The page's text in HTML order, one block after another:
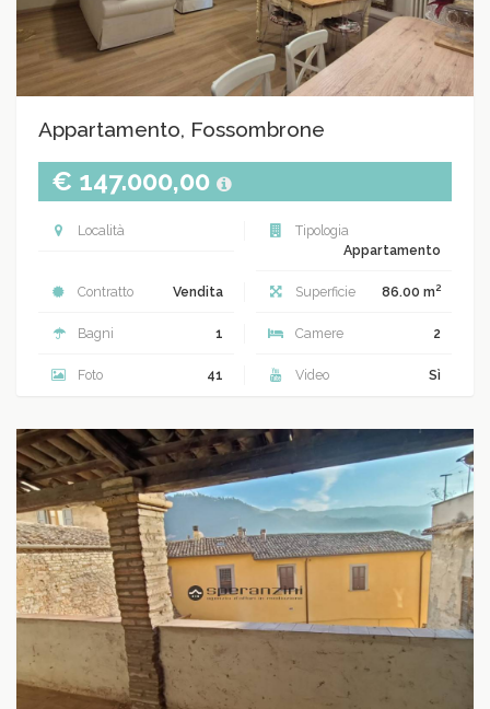
Appartamento, Fossombrone
€ 147.000,00
Località
Tipologia
Appartamento
Contratto Vendita Superficie 86.00 m2
Bagni 1 Camere 2
Foto 41 Video Sì